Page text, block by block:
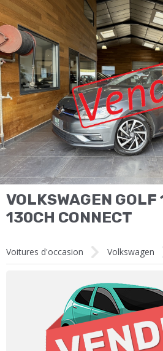
VOLKSWAGEN GOLF
130CH CONNECT
Voitures d'occasion Volkswagen